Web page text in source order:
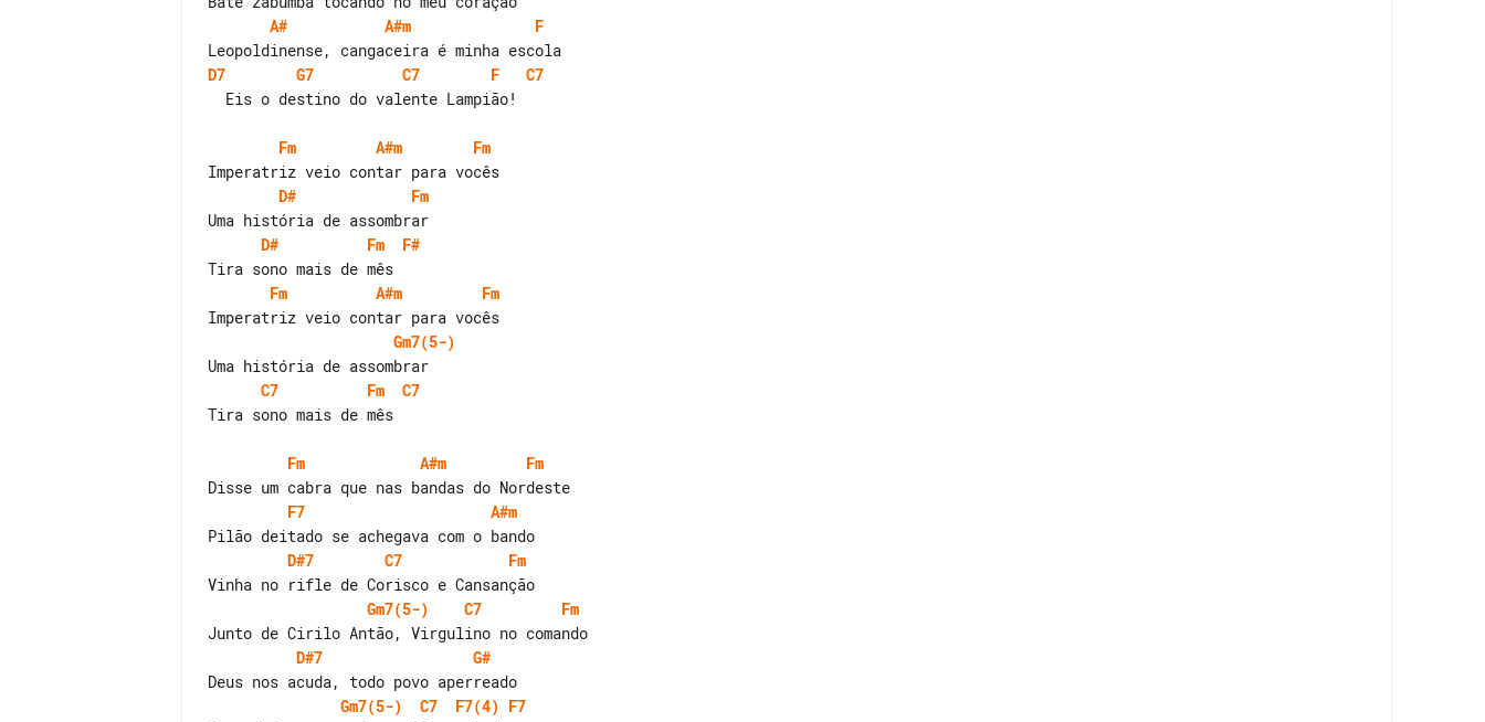
A#
A#m
F
D7
G7 C7 F
C7
Fm A#m
Fm
D#
Fm
D#
Fm
F#
Fm
A#m
Fm
Gm7(5-)
C7
Fm
C7
Tira sono mais de mês
Fm A#m
Fm
F7
A#m
D#7
C7
Fm
Gm7(5-)
C7
Fm
D#7
G#
Gm7(5-)
C7 F7(4) F7